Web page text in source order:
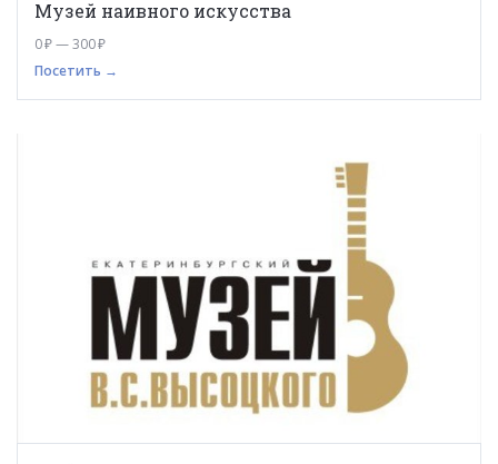
Музей наивного искусства
0 ₽ — 300 ₽
Посетить →